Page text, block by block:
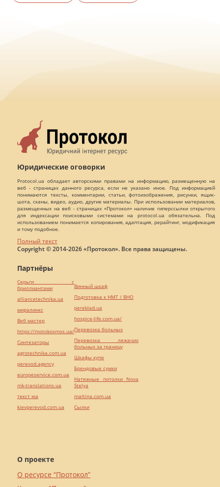
Юридические оговорки
Protocol.ua обладает авторскими правами на информацию, размещенную на
веб - страницах данного ресурса, если не указано иное. Под информацией
понимаются тексты, комментарии, статьи, фотоизображения, рисунки, ящик-
шота, сканы, видео, аудио, другие материалы. При использовании материалов,
размещенных на веб - страницах «Протокол» наличие гиперссылки открытого
для индексации поисковыми системами на protocol.ua обязательна. Под
использованием понимается копирования, адаптация, рерайтинг, модификация
и тому подобное.
Полный текст
Copyright © 2014-2026 «Протокол». Все права защищены.
О проекте
О ресурсе “Протокол”
Партнёры
Серьги с
бриллиантами
alliancetechnika.ua
миралинкс
Веб мастер
https://motokosmos.ua/
Синтезаторы
agrotechnika.com.ua
perevod.agency
europeservice.com.ua
mk-translations.ua
текст юа
kievperevod.com.ua
Винный шкаф
Подготовка к НМТ / ВНО
pereklad.ua
hospice-life.com.ua/
Перевозка больных
Перевозка лежачих
больных за границу
Шкафы купе
Брендовые сумки
Натяжные потолки Nova
Stelya
maltina.com.ua
Cылки